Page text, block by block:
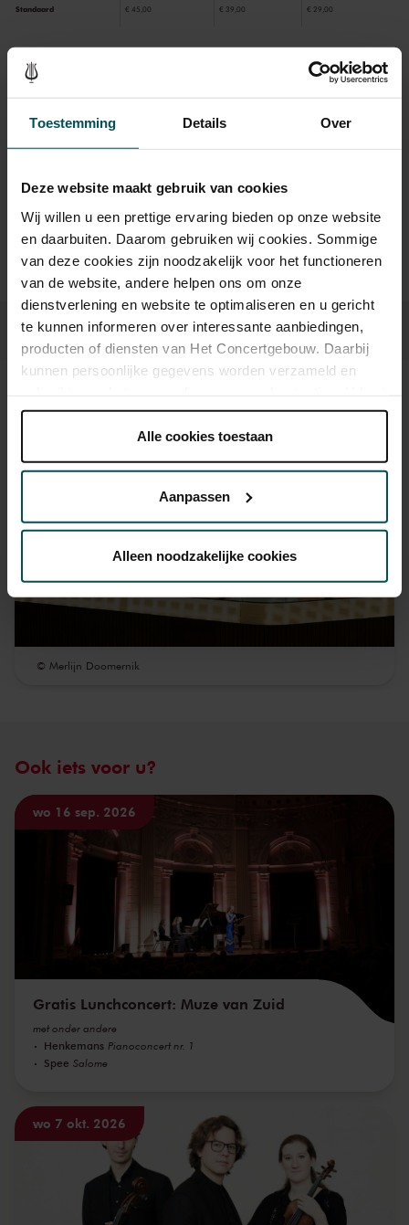
Toestemming Details Over
Deze website maakt gebruik van cookies
Wij willen u een prettige ervaring bieden op onze website
en daarbuiten. Daarom gebruiken wij cookies. Sommige
van deze cookies zijn noodzakelijk voor het functioneren
van de website, andere helpen ons om onze
dienstverlening en website te optimaliseren en u gericht
te kunnen informeren over interessante aanbiedingen,
producten of diensten van Het Concertgebouw. Daarbij
kunnen persoonlijke gegevens worden verzameld en
onder 'aanpassen' zelf welke cookies wij mogen
Lees onze cookieverklaring hier. Lees onze
Via decookieverklaringop onze website kunt u uw
We werken samen met
Alle cookies toestaan
Aanpassen
Alleen noodzakelijke cookies
Standaard € 45,00 € 39,00 € 29,00
Drankjes zijn bij de prijs inbegrepen. Ben je jonger dan 30
online bestelflow beschikbaar.Meer informatie over
sprintkaarten
Prijzen zijn exclusief transactiekosten: € 5 per bestelling. Wilt
u rolstoelplaatsen bestellen? Mail naar
kassa@concertgebouw.nl of bel de Concertgebouwlijn op
020 – 671 83 45.
Beeld en geluid
© Merlijn Doomernik
Ook iets voor u?
wo 16 sep. 2026
Gratis Lunchconcert: Muze van Zuid
met onder andere
Henkemans Pianoconcert nr. 1
Spee Salome
wo 7 okt. 2026